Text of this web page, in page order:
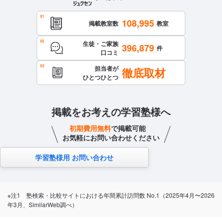
掲載教室数 108,995 教室
生徒・ご家族
口コミ 396,879 件
担当者が
ひとつひとつ 徹底取材
掲載をお考えの学習塾様へ
初期費用無料で掲載可能
お気軽にお問い合わせください
学習塾様用 お問い合わせ
※注1 塾検索・比較サイトにおける年間累計訪問数 No.1（2025年4月〜2026
年3月、SimilarWeb調べ）